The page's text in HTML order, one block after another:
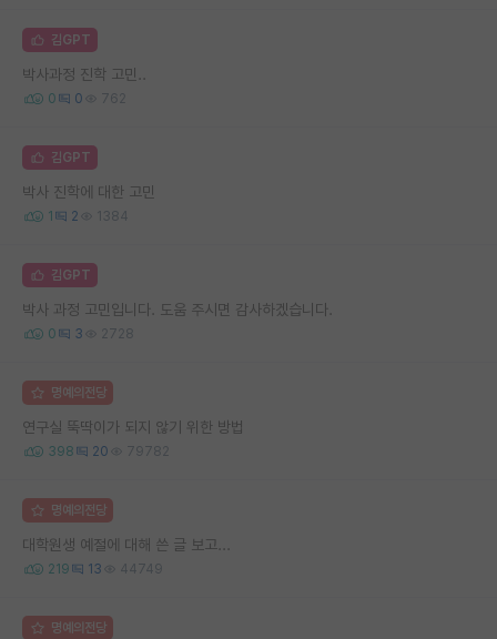
김GPT
박사과정 진학 고민..
0 0 762
김GPT
박사 진학에 대한 고민
1 2 1384
김GPT
박사 과정 고민입니다. 도움 주시면 감사하겠습니다.
0 3 2728
명예의전당
연구실 뚝딱이가 되지 않기 위한 방법
398 20 79782
명예의전당
대학원생 예절에 대해 쓴 글 보고...
219 13 44749
명예의전당